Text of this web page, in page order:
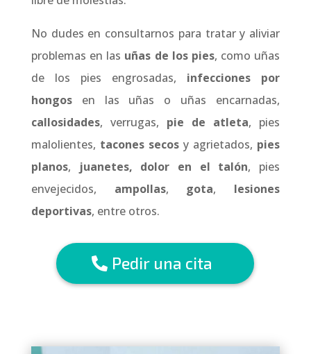
No dudes en consultarnos para tratar y aliviar
problemas en las uñas de los pies, como uñas
de los pies engrosadas, infecciones por
hongosen las uñas o uñas encarnadas,
callosidades, verrugas, pie de atleta, pies
malolientes, tacones secosy agrietados, pies
planos, juanetes, dolor en el talón, pies
envejecidos, ampollas, gota, lesiones
deportivas, entre otros.
Pedir una cita